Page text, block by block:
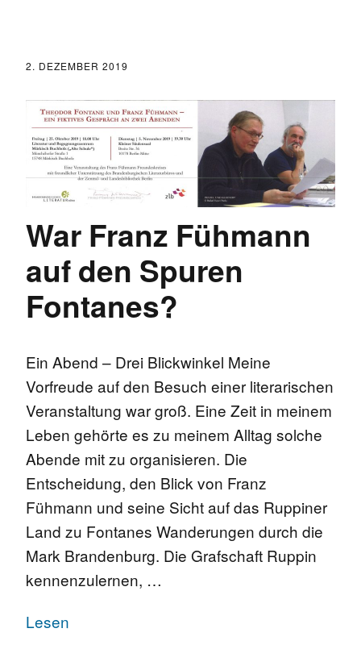
2. DEZEMBER 2019
War Franz Fühmann
auf den Spuren
Fontanes?
Ein Abend – Drei Blickwinkel Meine
Vorfreude auf den Besuch einer literarischen
Veranstaltung war groß. Eine Zeit in meinem
Leben gehörte es zu meinem Alltag solche
Abende mit zu organisieren. Die
Entscheidung, den Blick von Franz
Fühmann und seine Sicht auf das Ruppiner
Land zu Fontanes Wanderungen durch die
Mark Brandenburg. Die Grafschaft Ruppin
kennenzulernen, …
Lesen